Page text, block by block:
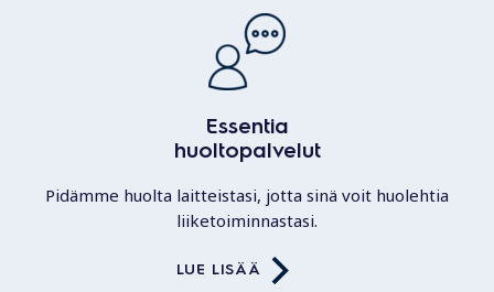
Essentia
huoltopalvelut
Pidämme huolta laitteistasi, jotta sinä voit huolehtia
liiketoiminnastasi.
LUE LISÄÄ